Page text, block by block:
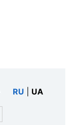
RU UA